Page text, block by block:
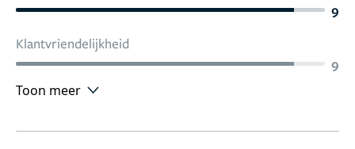
9
Klantvriendelijkheid
9
Toon meer